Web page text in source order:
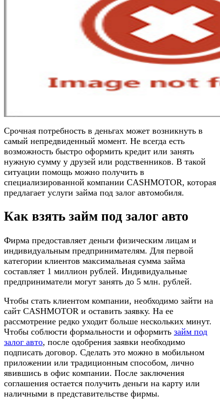
Срочная потребность в деньгах может возникнуть в
самый непредвиденный момент. Не всегда есть
возможность быстро оформить кредит или занять
нужную сумму у друзей или родственников. В такой
ситуации помощь можно получить в
специализированной компании CASHMOTOR, которая
предлагает услуги займа под залог автомобиля.
Как взять займ под залог авто
Фирма предоставляет деньги физическим лицам и
индивидуальным предпринимателям. Для первой
категории клиентов максимальная сумма займа
составляет 1 миллион рублей. Индивидуальные
предприниматели могут занять до 5 млн. рублей.
Чтобы стать клиентом компании, необходимо зайти на
сайт CASHMOTOR и оставить заявку. На ее
рассмотрение редко уходит больше нескольких минут.
Чтобы соблюсти формальности и оформить займ под
залог авто, после одобрения заявки необходимо
подписать договор. Сделать это можно в мобильном
приложении или традиционным способом, лично
явившись в офис компании. После заключения
соглашения остается получить деньги на карту или
наличными в представительстве фирмы.